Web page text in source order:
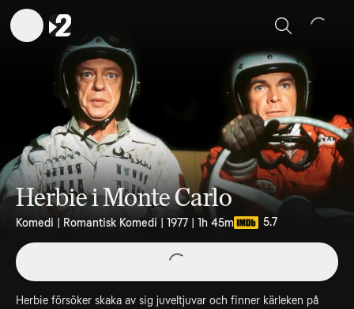
Sök
Herbie i Monte Carlo
Komedi | Romantisk Komedi | 1977 | 1h 45m 5.7
Herbie försöker skaka av sig juveltjuvar och finner kärleken på